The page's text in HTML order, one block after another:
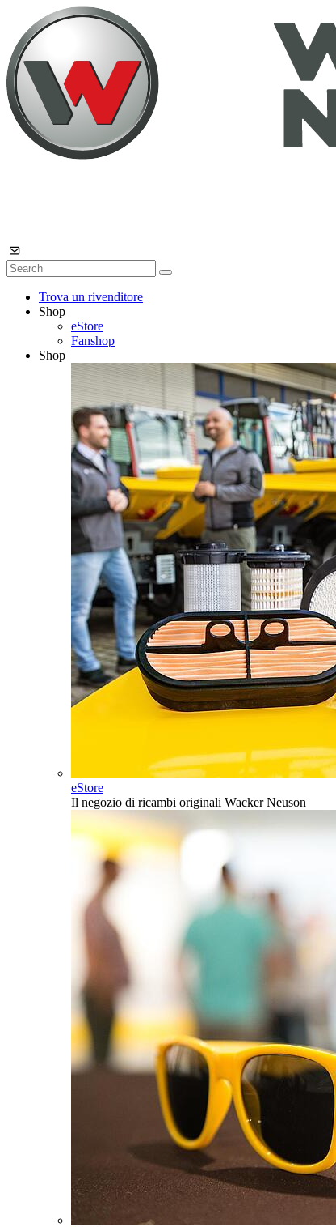
Trova un rivenditore
Shop
eStore
Fanshop
Shop
eStore
Il negozio di ricambi originali Wacker Neuson